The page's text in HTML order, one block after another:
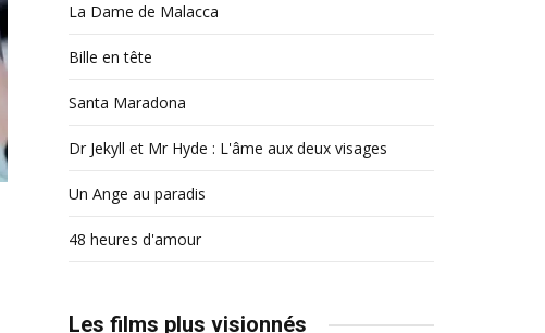
La Dame de Malacca
Bille en tête
Santa Maradona
Dr Jekyll et Mr Hyde : L'âme aux deux visages
Un Ange au paradis
48 heures d'amour
Les films plus visionnés